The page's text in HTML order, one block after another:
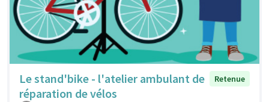
Le stand'bike - l'atelier ambulant de
réparation de vélos
Retenue